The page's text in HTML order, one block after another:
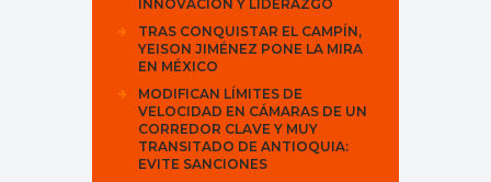
INNOVACIÓN Y LIDERAZGO
TRAS CONQUISTAR EL CAMPÍN,
YEISON JIMÉNEZ PONE LA MIRA
EN MÉXICO
MODIFICAN LÍMITES DE
VELOCIDAD EN CÁMARAS DE UN
CORREDOR CLAVE Y MUY
TRANSITADO DE ANTIOQUIA:
EVITE SANCIONES